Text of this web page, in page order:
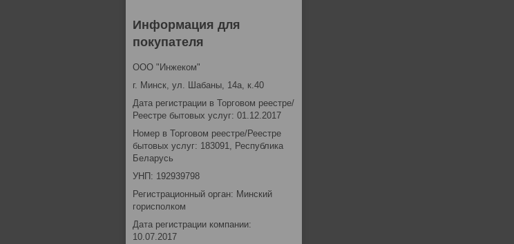
Информация для
покупателя
ООО "Инжеком"
г. Минск, ул. Шабаны, 14а, к.40
Дата регистрации в Торговом реестре/
Реестре бытовых услуг: 01.12.2017
Номер в Торговом реестре/Реестре
бытовых услуг: 183091, Республика
Беларусь
УНП: 192939798
Регистрационный орган: Минский
горисполком
Дата регистрации компании:
10.07.2017